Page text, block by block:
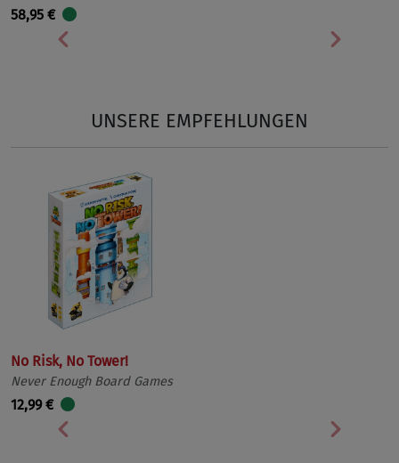
58,95 €
Vorherige
UNSERE EMPFEHLUNGEN
No Risk, No Tower!
Never Enough Board Games
12,99 €
Vorherige